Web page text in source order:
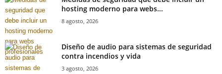
hosting moderno para webs...
8 agosto, 2026
Diseño de audio para sistemas de seguridad
contra incendios y vida
3 agosto, 2026